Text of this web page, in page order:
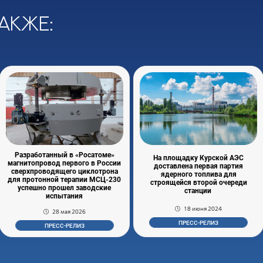
Разработанный в «Росатоме»
магнитопровод первого в России
сверхпроводящего циклотрона
для протонной терапии МСЦ-230
успешно прошел заводские
испытания
28 мая 2026
ПРЕСС-РЕЛИЗ
На площадку Курской АЭС
доставлена первая партия
ядерного топлива для
строящейся второй очереди
станции
18 июня 2024
ПРЕСС-РЕЛИЗ